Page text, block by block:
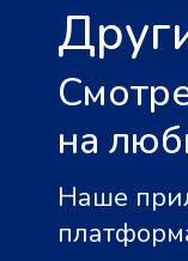
на
Наше